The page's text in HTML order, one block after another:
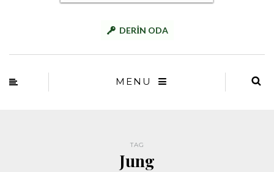
DERİN ODA
MENU
TAG
Jung